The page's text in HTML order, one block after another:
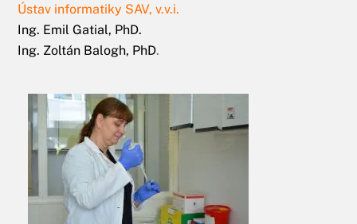
Ústav informatiky SAV, v.v.i.
Ing. Emil Gatial, PhD.
Ing. Zoltán Balogh, PhD.